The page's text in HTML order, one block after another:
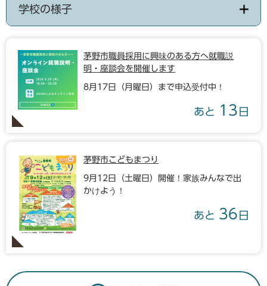
学校の様子
茅野市職員採用に興味のある方へ就職説
明・座談会を開催します
8月17日（月曜日）まで申込受付中！
あと 13 日
茅野市こどもまつり
9月12日（土曜日）開催！家族みんなで出
かけよう！
あと 36 日